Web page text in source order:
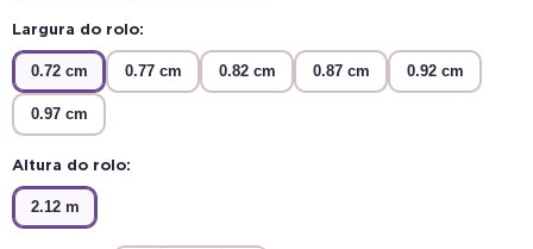
Largura do rolo:
0.72 cm 0.77 cm 0.82 cm 0.87 cm 0.92 cm
0.97 cm
Altura do rolo:
2.12 m